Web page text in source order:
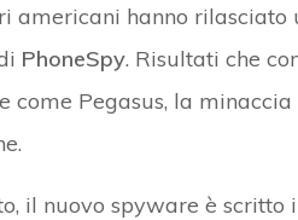
americani hanno rilasciato
PhoneSpy. Risultati che
come Pegasus, la
il nuovo spyware è scritto